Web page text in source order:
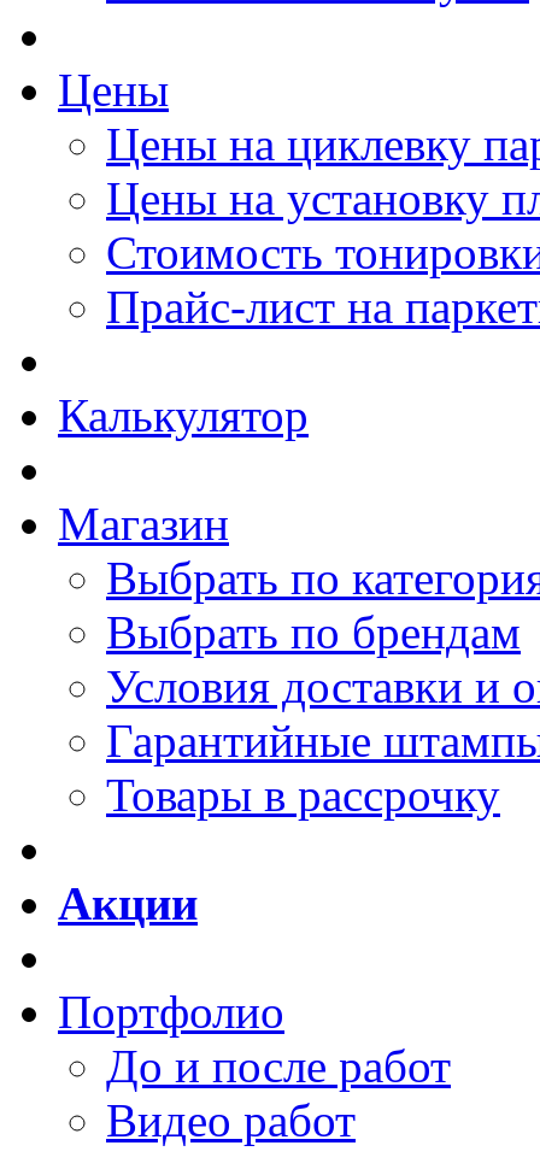
Цены
Цены на циклевку
Цены на установку
Стоимость
Прайс-лист на
Калькулятор
Магазин
Выбрать по
Выбрать по брендам
Условия доставки и
Гарантийные
Товары в рассрочку
Акции
Портфолио
До и после работ
Видео работ